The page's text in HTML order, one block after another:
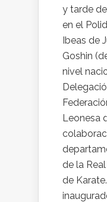
y tarde
en el
Ibeas de
Goshin
nivel
Leonesa
de la
de